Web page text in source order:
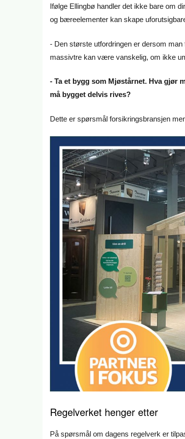
Ifølge Ellingbø handler det ikke bare om
og bæreelementer kan skape
- Den største utfordringen er dersom
massivtre kan være vanskelig, om ikke
- Ta et bygg som Mjøstårnet. Hva gjør
må bygget delvis rives?
Dette er spørsmål forsikringsbransjen
Regelverket henger etter
På spørsmål om dagens regelverk er